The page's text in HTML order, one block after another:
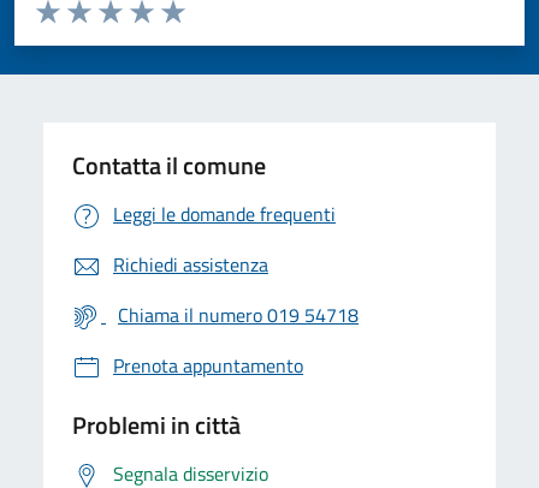
Valuta 5 stelle su 5
Valuta 4 stelle su 5
Valuta 3 stelle su 5
Valuta 2 stelle su 5
Valuta 1 stelle su 5
Contatta il comune
Leggi le domande frequenti
Richiedi assistenza
Chiama il numero 019 54718
Prenota appuntamento
Problemi in città
Segnala disservizio